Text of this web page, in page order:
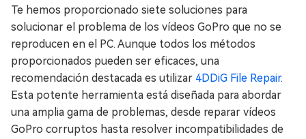
Te hemos proporcionado siete soluciones para
solucionar el problema de los vídeos GoPro que no se
reproducen en el PC. Aunque todos los métodos
proporcionados pueden ser eficaces, una
recomendación destacada es utilizar 4DDiG File Repair.
Esta potente herramienta está diseñada para abordar
una amplia gama de problemas, desde reparar vídeos
GoPro corruptos hasta resolver incompatibilidades de